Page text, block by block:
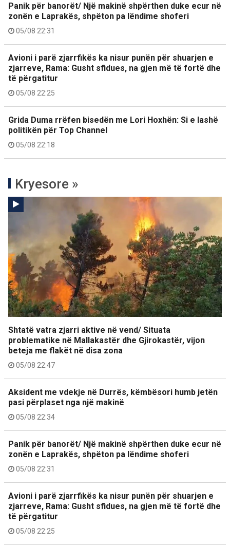
Panik për banorët/ Një makinë shpërthen duke ecur në
zonën e Laprakës, shpëton pa lëndime shoferi
05/08 22:31
Avioni i parë zjarrfikës ka nisur punën për shuarjen e
zjarreve, Rama: Gusht sfidues, na gjen më të fortë dhe
të përgatitur
05/08 22:25
Grida Duma rrëfen bisedën me Lori Hoxhën: Si e lashë
politikën për Top Channel
05/08 22:18
Kryesore »
Shtatë vatra zjarri aktive në vend/ Situata
problematike në Mallakastër dhe Gjirokastër, vijon
beteja me flakët në disa zona
05/08 22:47
Aksident me vdekje në Durrës, këmbësori humb jetën
pasi përplaset nga një makinë
05/08 22:34
Panik për banorët/ Një makinë shpërthen duke ecur në
zonën e Laprakës, shpëton pa lëndime shoferi
05/08 22:31
Avioni i parë zjarrfikës ka nisur punën për shuarjen e
zjarreve, Rama: Gusht sfidues, na gjen më të fortë dhe
të përgatitur
05/08 22:25